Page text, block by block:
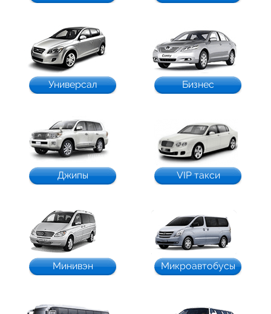
Универсал Бизнес
Джипы VIP такси
Минивэн Микроавтобусы